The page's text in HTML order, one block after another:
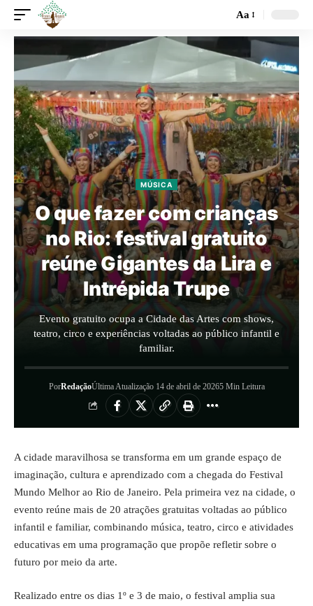
Aa
MÚSICA
O que fazer com crianças
no Rio: festival gratuito
reúne Gigantes da Lira e
Intrépida Trupe
Evento gratuito ocupa a Cidade das Artes com shows,
teatro, circo e experiências voltadas ao público infantil e
familiar.
PorRedaçãoÚltima Atualização 14 de abril de 20265 Min Leitura
A cidade maravilhosa se transforma em um grande espaço de
imaginação, cultura e aprendizado com a chegada do Festival
Mundo Melhor ao Rio de Janeiro. Pela primeira vez na cidade, o
evento reúne mais de 20 atrações gratuitas voltadas ao público
infantil e familiar, combinando música, teatro, circo e atividades
educativas em uma programação que propõe refletir sobre o
futuro por meio da arte.
Realizado entre os dias 1º e 3 de maio, o festival amplia sua